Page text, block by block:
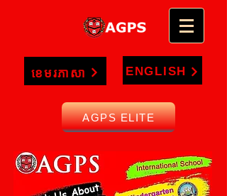
ខេមរភាសា ENGLISH
AGPS ELITE